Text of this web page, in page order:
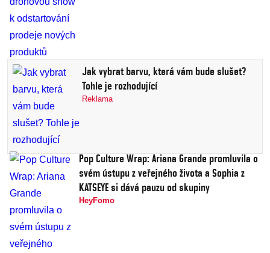
Jak vybrat barvu, která vám bude slušet?
Tohle je rozhodující
Reklama
Pop Culture Wrap: Ariana Grande promluvila o
svém ústupu z veřejného života a Sophia z
KATSEYE si dává pauzu od skupiny
HeyFomo